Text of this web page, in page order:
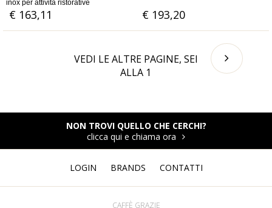
inox per attività ristorative
€ 163,11 € 193,20
VEDI LE ALTRE PAGINE, SEI
ALLA 1
NON TROVI QUELLO CHE CERCHI?
clicca qui e chiama ora
LOGIN BRANDS CONTATTI
CAFFÈ GRAZIE